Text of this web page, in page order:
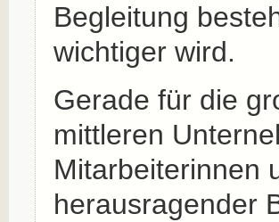
Begleitung
wichtiger wird.
Gerade für die
mittleren
Mitarbeiterinnen
herausragender